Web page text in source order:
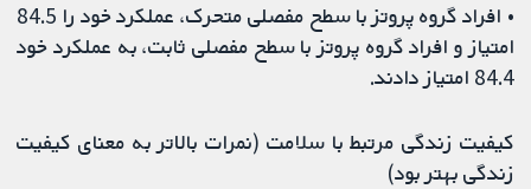
• افراد گروه پروتز با سطح مفصلی متحرک، عملکرد خود را 84.5
امتیاز و افراد گروه پروتز با سطح مفصلی ثابت، به عملکرد خود
84.4 امتیاز دادند.
کیفیت زندگی مرتبط با سلامت (نمرات بالاتر به معنای کیفیت
زندگی بهتر بود)